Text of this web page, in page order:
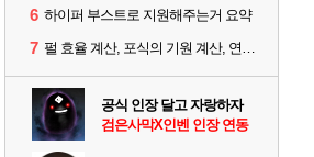
6 하이퍼 부스트로 지원해주는거 요약
7 펄 효율 계산, 포식의 기원 계산, 연금석 계산 사이트 공유
공식 인장 달고 자랑하자
검은사막X인벤 인장 연동